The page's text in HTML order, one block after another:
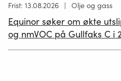
Høring
02.07.2026
Frist: 13.08.2026 Olje og gass
Equinor søker om økte
og nmVOC på Gullfaks C i